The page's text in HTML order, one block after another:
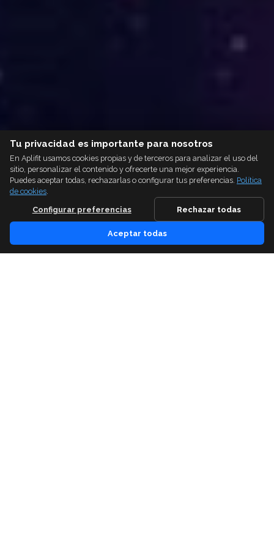
Tu privacidad es importante para nosotros
En Aplifit usamos cookies propias y de terceros para analizar el uso del
sitio, personalizar el contenido y ofrecerte una mejor experiencia.
Puedes aceptar todas, rechazarlas o configurar tus preferencias. Política
de cookies.
Configurar preferencias
Rechazar todas
Aceptar todas